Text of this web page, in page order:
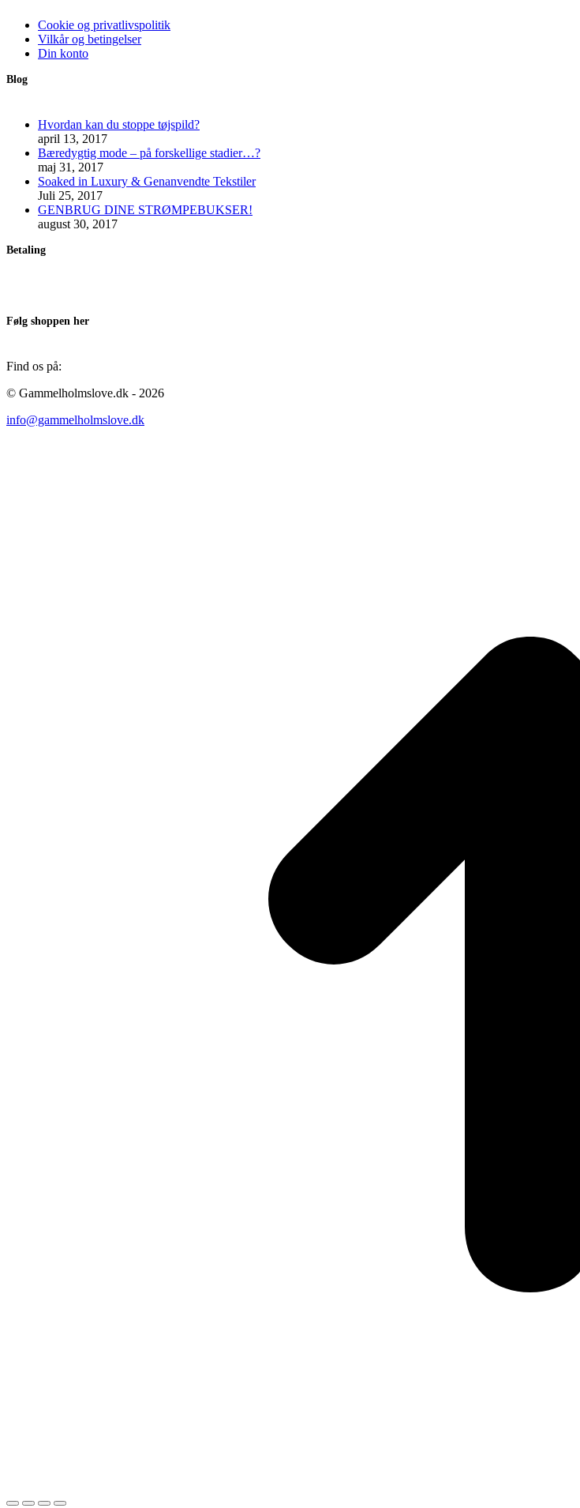
Cookie og privatlivspolitik
Vilkår og betingelser
Din konto
Blog
Hvordan kan du stoppe tøjspild?
april 13, 2017
Bæredygtig mode – på forskellige stadier…?
maj 31, 2017
Soaked in Luxury & Genanvendte Tekstiler
Juli 25, 2017
GENBRUG DINE STRØMPEBUKSER!
august 30, 2017
Betaling
Følg shoppen her
Find os på:
Facebook
opens
Instagram
opens
© Gammelholmslove.dk - 2026
info@gammelholmslove.dk